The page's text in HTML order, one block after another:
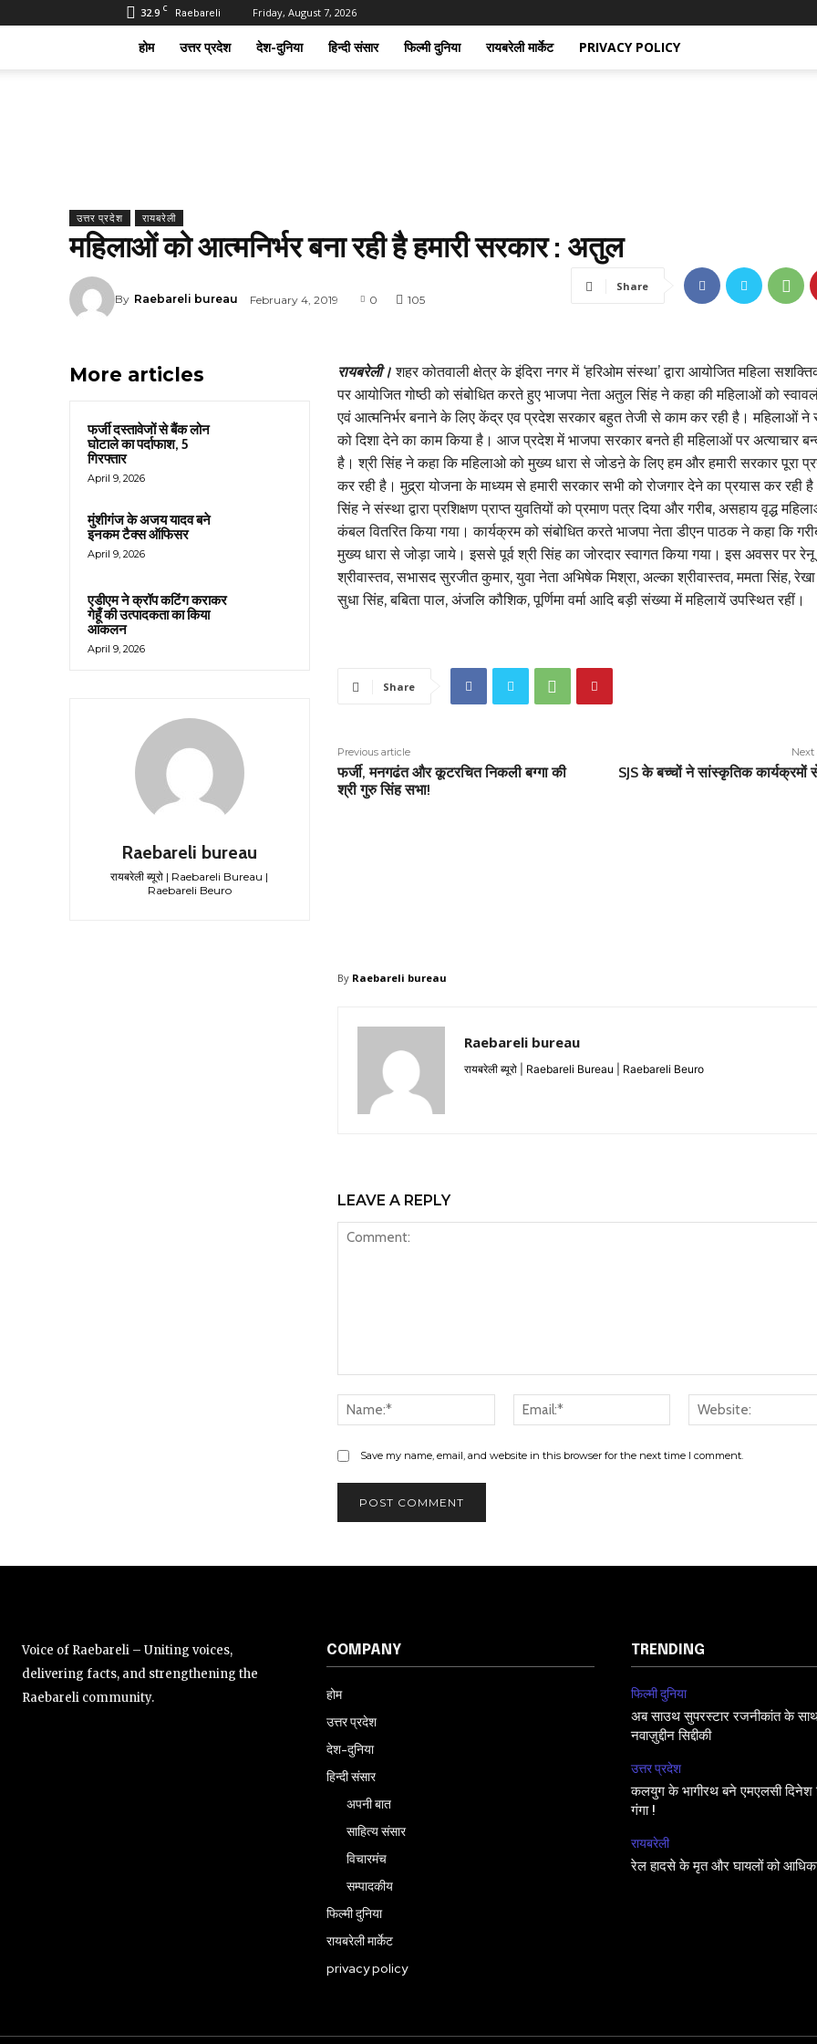
32.9 C Raebareli Friday, August 7, 2026
होम उत्तर प्रदेश देश-दुनिया हिन्दी संसार फिल्मी दुनिया रायबरेली मार्केट PRIVACY POLICY
उत्तर प्रदेश रायबरेली
महिलाओं को आत्मनिर्भर बना रही है हमारी सरकार : अतुल
By Raebareli bureau February 4, 2019 0 105
Share
More articles
फर्जी दस्तावेजों से बैंक लोन
घोटाले का पर्दाफाश, 5
गिरफ्तार
April 9, 2026
मुंशीगंज के अजय यादव बने
इनकम टैक्स ऑफिसर
April 9, 2026
एडीएम ने क्रॉप कटिंग कराकर
गेहूँ की उत्पादकता का किया
आकलन
April 9, 2026
Raebareli bureau
रायबरेली ब्यूरो | Raebareli Bureau |
Raebareli Beuro
रायबरेली। शहर कोतवाली क्षेत्र के इंदिरा नगर में ‘हरिओम संस्था’ द्वारा आयोजित महिला
पर आयोजित गोष्ठी को संबोधित करते हुए भाजपा नेता अतुल सिंह ने कहा की महिलाओं को
एवं आत्मनिर्भर बनाने के लिए केंद्र एव प्रदेश सरकार बहुत तेजी से काम कर रही है। महिलाओं ने
को दिशा देने का काम किया है। आज प्रदेश में भाजपा सरकार बनते ही महिलाओं पर अत्याचार
है। श्री सिंह ने कहा कि महिलाओ को मुख्य धारा से जोडऩे के लिए हम और हमारी सरकार पूरा
कर रही है। मुद्र्रा योजना के माध्यम से हमारी सरकार सभी को रोजगार देने का प्रयास कर रही
सिंह ने संस्था द्वारा प्रशिक्षण प्राप्त युवतियों को प्रमाण पत्र दिया और गरीब, असहाय वृद्ध
कंबल वितरित किया गया। कार्यक्रम को संबोधित करते भाजपा नेता डीएन पाठक ने कहा कि
मुख्य धारा से जोड़ा जाये। इससे पूर्व श्री सिंह का जोरदार स्वागत किया गया। इस अवसर पर रेनू
श्रीवास्तव, सभासद सुरजीत कुमार, युवा नेता अभिषेक मिश्रा, अल्का श्रीवास्तव, ममता सिंह, रेखा
सुधा सिंह, बबिता पाल, अंजलि कौशिक, पूर्णिमा वर्मा आदि बड़ी संख्या में महिलायें उपस्थित रहीं।
Share
Previous article
फर्जी, मनगढंत और कूटरचित निकली बग्गा की
श्री गुरु सिंह सभा!
Next
SJS के बच्चों ने सांस्कृतिक कार्यक्रमों
By Raebareli bureau
Raebareli bureau
रायबरेली ब्यूरो | Raebareli Bureau | Raebareli Beuro
LEAVE A REPLY
Name:*
Email:*
Save my name, email, and website in this browser for the next time I comment.
Voice of Raebareli – Uniting voices,
delivering facts, and strengthening the
Raebareli community.
COMPANY
होम
उत्तर प्रदेश
देश-दुनिया
हिन्दी संसार
अपनी बात
साहित्य संसार
विचारमंच
सम्पादकीय
फिल्मी दुनिया
रायबरेली मार्केट
privacy policy
TRENDING
फिल्मी दुनिया
अब साउथ सुपरस्टार रजनीकांत के
नवाज़ुद्दीन सिद्दीकी
उत्तर प्रदेश
कलयुग के भागीरथ बने एमएलसी दिनेश
गंगा !
रायबरेली
रेल हादसे के मृत और घायलों को